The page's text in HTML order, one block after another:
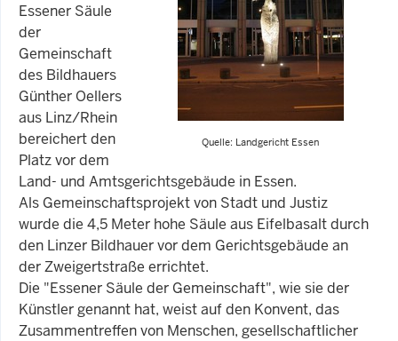
Quelle: Landgericht Essen
Essener Säule
der
Gemeinschaft
des Bildhauers
Günther Oellers
aus Linz/Rhein
bereichert den
Platz vor dem
Land- und Amtsgerichtsgebäude in Essen.
Als Gemeinschaftsprojekt von Stadt und Justiz
wurde die 4,5 Meter hohe Säule aus Eifelbasalt durch
den Linzer Bildhauer vor dem Gerichtsgebäude an
der Zweigertstraße errichtet.
Die "Essener Säule der Gemeinschaft", wie sie der
Künstler genannt hat, weist auf den Konvent, das
Zusammentreffen von Menschen, gesellschaftlicher